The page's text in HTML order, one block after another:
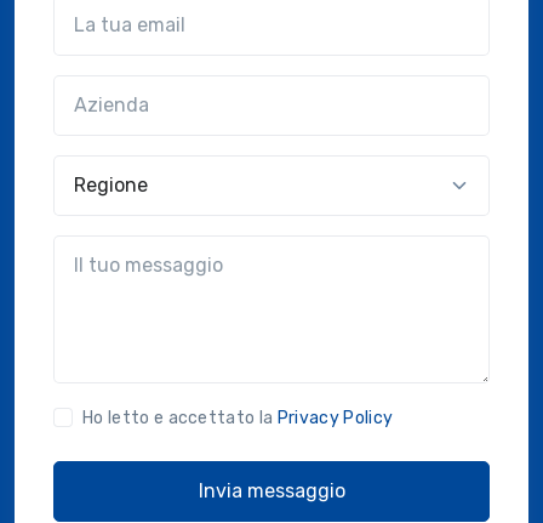
Ho letto e accettato la Privacy Policy
Invia messaggio